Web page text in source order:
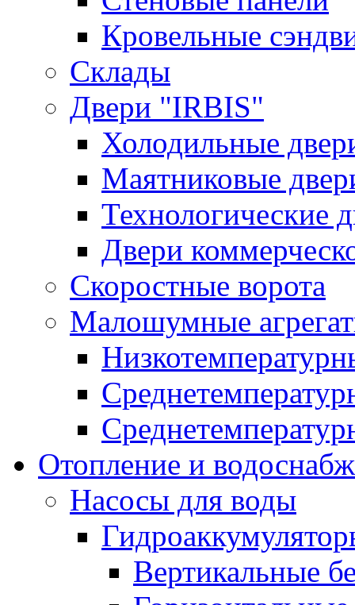
Кровельные
Склады
Двери "IRBIS"
Холодильные
Маятниковые
Технологические
Двери
Скоростные ворота
Малошумные
Отопление и
Насосы для воды
Вертикальные